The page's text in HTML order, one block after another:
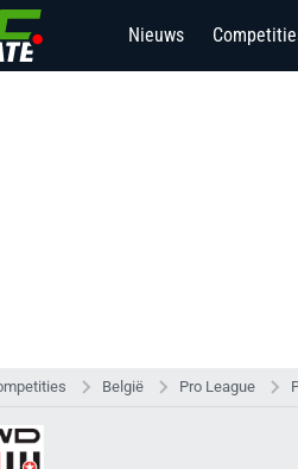
Nieuws
België Pro League